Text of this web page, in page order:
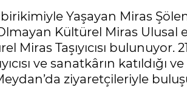
Yaşayan Miras
Kültürel Miras Ulusal
Miras Taşıyıcısı bulunuyor.
ve sanatkârın katıldığı
ziyaretçileriyle